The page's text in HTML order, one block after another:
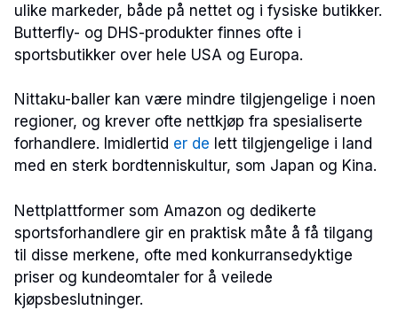
ulike markeder, både på nettet og i fysiske butikker.
Butterfly- og DHS-produkter finnes ofte i
sportsbutikker over hele USA og Europa.
Nittaku-baller kan være mindre tilgjengelige i noen
regioner, og krever ofte nettkjøp fra spesialiserte
forhandlere. Imidlertid er de lett tilgjengelige i land
med en sterk bordtenniskultur, som Japan og Kina.
Nettplattformer som Amazon og dedikerte
sportsforhandlere gir en praktisk måte å få tilgang
til disse merkene, ofte med konkurransedyktige
priser og kundeomtaler for å veilede
kjøpsbeslutninger.